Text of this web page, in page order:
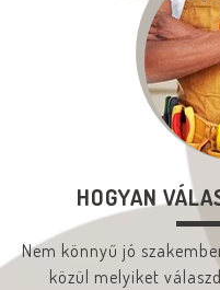
HOGYAN
Nem könnyű jó
közül melyiket